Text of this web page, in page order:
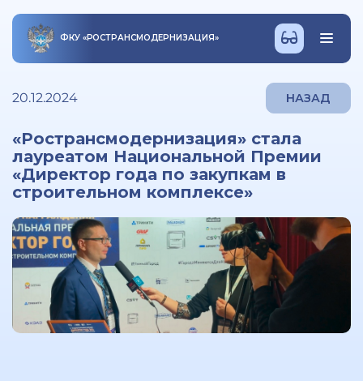
ФКУ «РОСТРАНСМОДЕРНИЗАЦИЯ»
20.12.2024 НАЗАД
«Ространсмодернизация» стала
лауреатом Национальной Премии
«Директор года по закупкам в
строительном комплексе»